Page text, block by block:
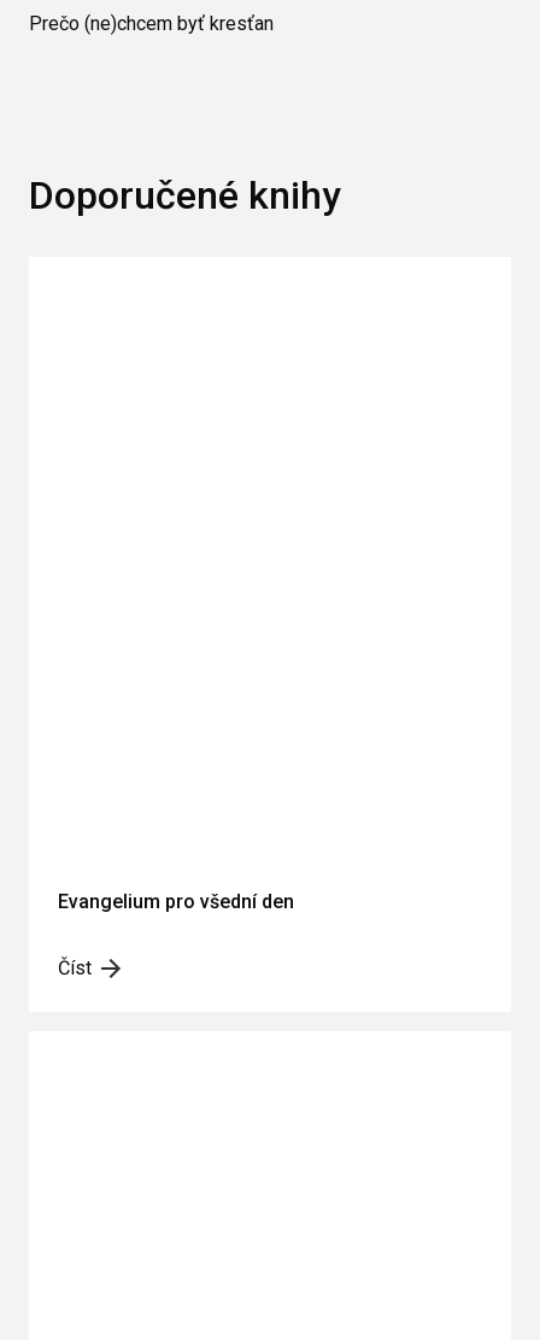
Prečo (ne)chcem byť kresťan
Doporučené knihy
Evangelium pro všední den
Číst